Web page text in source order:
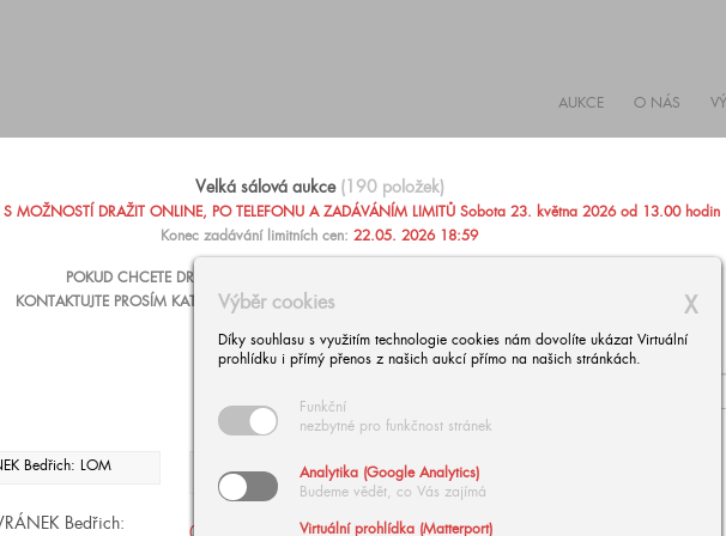
AUKCE O NÁS
X
Výběr cookies
Díky souhlasu s využitím technologie cookies nám dovolíte ukázat Virtuální
prohlídku i přímý přenos z našich aukcí přímo na našich stránkách.
Funkční
nezbytné pro funkčnost stránek
Analytika (Google Analytics)
Budeme vědět, co Vás zajímá
Virtuální prohlídka (Matterport)
Velká sálová aukce (190 položek)
S MOŽNOSTÍ DRAŽIT ONLINE, PO TELEFONU A ZADÁVÁNÍM LIMITŮ Sobota 23. května 2026 od 13.00 hodin
Konec zadávání limitních cen: 22.05. 2026 18:59
POKUD CHCETE DRAŽIT PO TELEFONU NEBO ZADAT PEVNOU LIMITNÍ CENU
KONTAKTUJTE PROSÍM KATARÍNU ZÁRUBOVOU, +420 602 293 023,
Bedřich: